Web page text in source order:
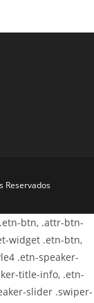
Reservados
btn, .attr-btn-
widget .etn-btn,
.etn-speaker-
title-info, .etn-
slider .swiper-